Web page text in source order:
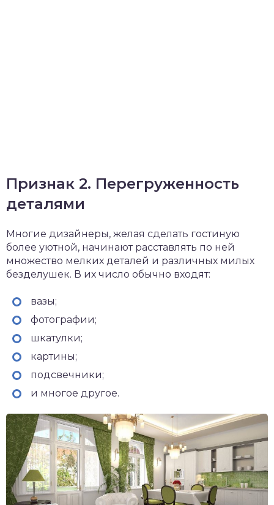
Признак 2. Перегруженность
деталями
Многие дизайнеры, желая сделать гостиную
более уютной, начинают расставлять по ней
множество мелких деталей и различных милых
безделушек. В их число обычно входят:
вазы;
фотографии;
шкатулки;
картины;
подсвечники;
и многое другое.